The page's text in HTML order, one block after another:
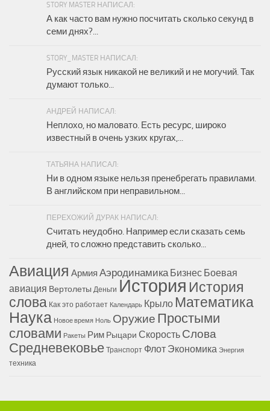
STORY MASTER НАПИСАЛ:
А как часто вам нужно посчитать сколько секунд в
семи днях?...
STORY_MASTER НАПИСАЛ:
Русский язык никакой не великий и не могучий. Так
думают только...
АНДРЕЙ НАПИСАЛ:
Неплохо, но маловато. Есть ресурс, широко
известный в очень узких кругах,...
ТАТЬЯНА НАПИСАЛ:
Ни в одном языке нельзя пренебрегать правилами.
В английском при неправильном...
ПЕРЕХОЖИЙ ДУРАК НАПИСАЛ:
Считать неудобно. Например если сказать семь
дней, то сложно представить сколько...
Авиация Армия Аэродинамика Бизнес Боевая
авиация Вертолеты Деньги История История
слова Как это работает Календарь Крыло Математика
Наука Новое время Ноль Оружие Простыми
словами Ракеты Рим Рыцари Скорость Слова
Средневековье Транспорт Флот Экономика Энергия
техника